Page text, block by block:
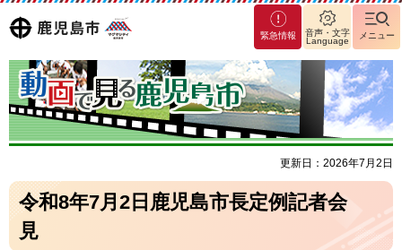
鹿児島
市
マグ
マシ
ティ
鹿児
島市
緊急情報
音声・文字
Language
メニュー
更新日：2026年7月2日
令和8年7月2日鹿児島市長定例記者会
見